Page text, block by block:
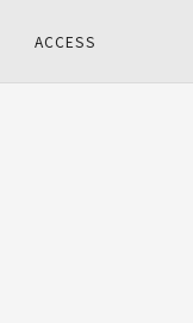
ACCESS